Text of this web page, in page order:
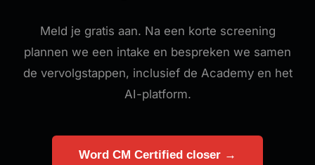
Meld je gratis aan. Na een korte screening
plannen we een intake en bespreken we samen
de vervolgstappen, inclusief de Academy en het
AI-platform.
Word CM Certified closer →